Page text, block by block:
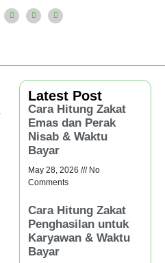
Latest Post
Cara Hitung Zakat
Emas dan Perak
Nisab & Waktu
Bayar
May 28, 2026
No
Comments
Cara Hitung Zakat
Penghasilan untuk
Karyawan & Waktu
Bayar